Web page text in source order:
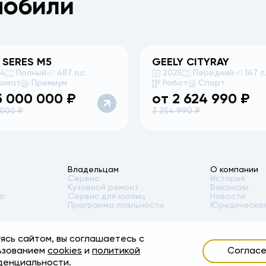
M5
Полный
487 л.с.
Премиум
000 000 ₽
₽
GEELY CITYRAY
2025 Передний
147
Робот
Спорт
от 2 624 990 ₽
3 254 990₽
сайтом, вы соглашаетесь с
cookies и политикой
.
Владельцам
Сервис
Кузовной ремонт
Сервис для юрлиц
Программа лояльности
О компании
История
Вакансии
Новости
автомобилей, аксессуаров* и сервисного обслуживания, носит
информации обращайтесь в наши автосалоны. Опубликованная